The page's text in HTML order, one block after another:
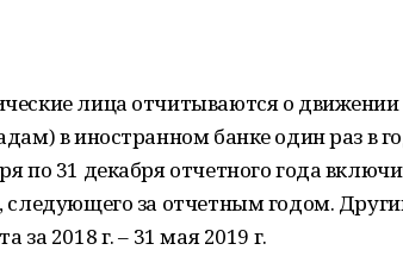
лица отчитываются о
в иностранном банке один раз в
по 31 декабря отчетного года
следующего за отчетным годом.
за 2018 г. – 31 мая 2019 г.